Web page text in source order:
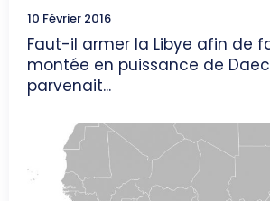
10 Février 2016
Faut-il armer la Libye afin de
montée en puissance de
parvenait...